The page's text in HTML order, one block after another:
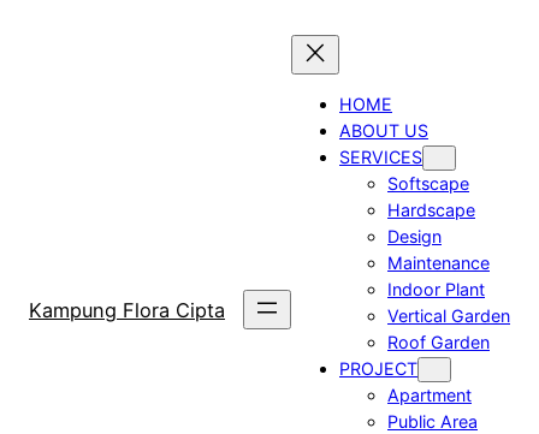
Kampung Flora Cipta
HOME
ABOUT US
SERVICES
Softscape
Hardscape
Design
Maintenance
Indoor Plant
Vertical Garden
Roof Garden
PROJECT
Apartment
Public Area